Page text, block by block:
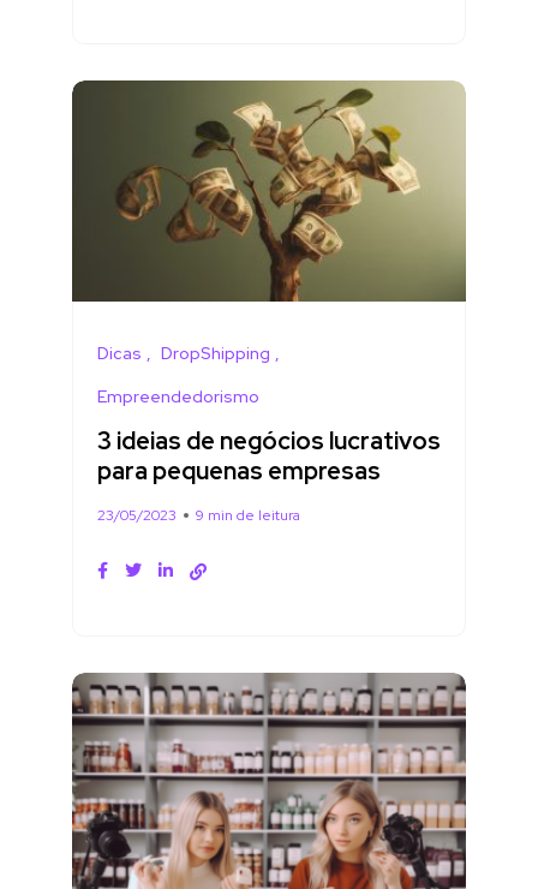
Dicas
DropShipping
Empreendedorismo
3 ideias de negócios lucrativos
para pequenas empresas
23/05/2023 9 min de leitura